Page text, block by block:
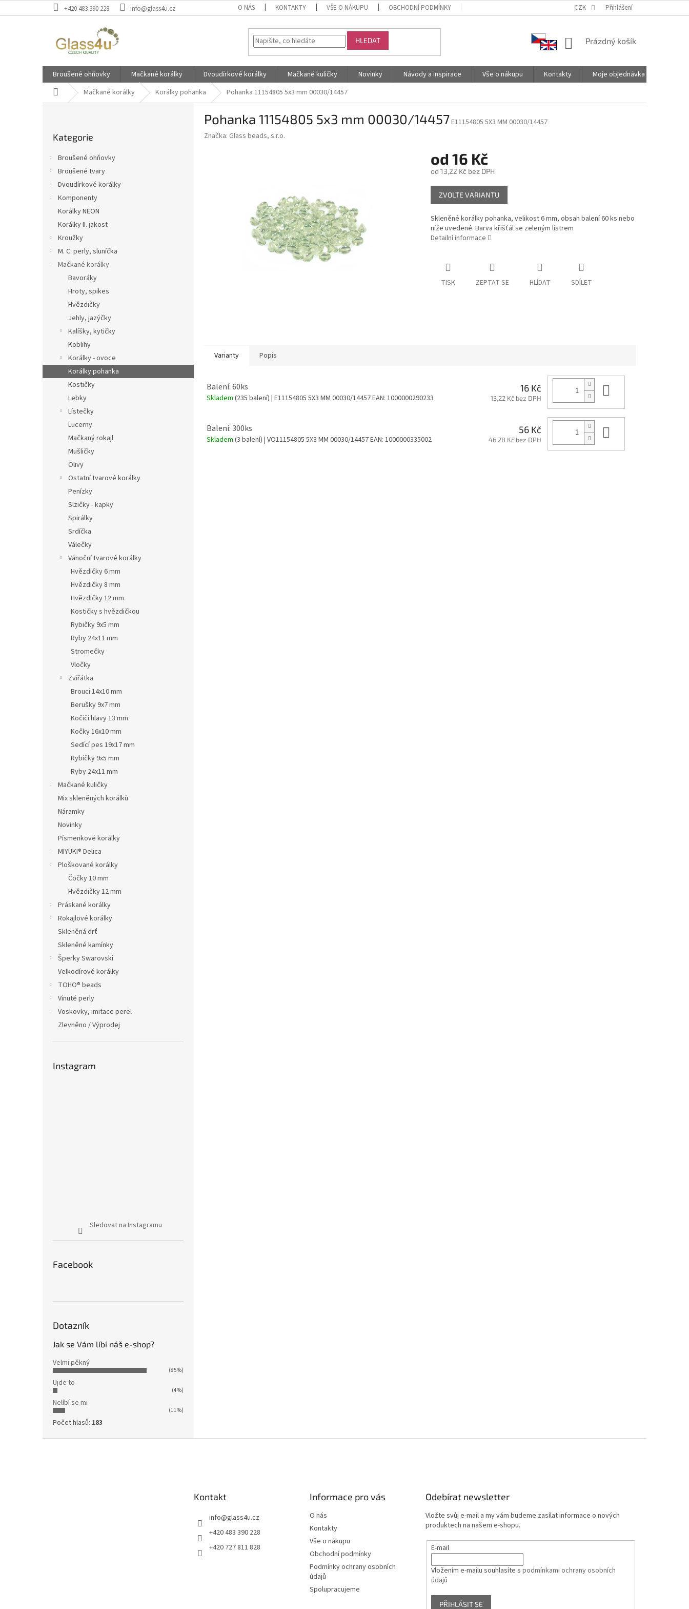
na
+420 483 390 228 info@glass4u.cz O NÁS KONTAKTY VŠE O NÁKUPU OBCHODNÍ PODMÍNKY PODMÍNKY OCHRANY OSOBNÍCH ÚDAJŮ SPOLUPRACUJEME
CZK Přihlášení
HLEDAT
NÁKUPNÍ
Prázdný košík
Broušené ohňovky Mačkané korálky Dvoudírkové korálky Mačkané kuličky Novinky Návody a inspirace Vše o nákupu Kontakty
Moje objednávka
Domů Mačkané korálky Korálky pohanka Pohanka 11154805 5x3 mm 00030/14457
kategorie
Kategorie
Broušené ohňovky
Broušené tvary
Dvoudírkové korálky
Komponenty
Korálky NEON
Korálky II. jakost
Kroužky
M. C. perly, sluníčka
Mačkané korálky
Bavoráky
Hroty, spikes
Hvězdičky
Jehly, jazýčky
Kalíšky, kytičky
Koblihy
Korálky - ovoce
Korálky pohanka
Kostičky
Lebky
Lístečky
Lucerny
Mačkaný rokajl
Mušličky
Olivy
Ostatní tvarové korálky
Penízky
Slzičky - kapky
Spirálky
Srdíčka
Válečky
Vánoční tvarové korálky
Hvězdičky 6 mm
Hvězdičky 8 mm
Hvězdičky 12 mm
Kostičky s hvězdičkou
Rybičky 9x5 mm
Ryby 24x11 mm
Stromečky
Vločky
Zvířátka
Brouci 14x10 mm
Berušky 9x7 mm
Kočičí hlavy 13 mm
Kočky 16x10 mm
Sedící pes 19x17 mm
Rybičky 9x5 mm
Ryby 24x11 mm
Mačkané kuličky
Mix skleněných korálků
Náramky
Novinky
Písmenkové korálky
MIYUKI® Delica
Ploškované korálky
Čočky 10 mm
Hvězdičky 12 mm
Práskané korálky
Rokajlové korálky
Skleněná drť
Skleněné kamínky
Šperky Swarovski
Velkodírové korálky
TOHO® beads
Vinuté perly
Voskovky, imitace perel
Zlevněno / Výprodej
Instagram
Sledovat na Instagramu
Facebook
Dotazník
Jak se Vám líbí náš e-shop?
Velmi pěkný
(85%)
Ujde to
(4%)
Nelíbí se mi
(11%)
Počet hlasů: 183
Pohanka 11154805 5x3 mm 00030/14457E11154805 5X3 MM 00030/14457
Značka: Glass beads, s.r.o.
od 16 Kč
od 13,22 Kčbez DPH
Měrná
cena:
ZVOLTE VARIANTU
Skleněné korálky pohanka, velikost 6 mm, obsah balení 60 ks nebo
níže uvedené. Barva křišťál se zeleným listrem
Detailní informace
TISK ZEPTAT SE HLÍDAT SDÍLET
Varianty Popis
Balení: 60ks
Skladem (235 balení) | E11154805 5X3 MM 00030/14457EAN: 1000000290233
16 Kč
13,22 Kč bez DPH
Balení: 300ks
Skladem (3 balení) | VO11154805 5X3 MM 00030/14457EAN: 1000000335002
56 Kč
46,28 Kč bez DPH
Kontakt
info@glass4u.cz
+420 483 390 228
+420 727 811 828
Informace pro vás
O nás
Kontakty
Vše o nákupu
Obchodní podmínky
Podmínky ochrany osobních
údajů
Spolupracujeme
Odebírat newsletter
Vložte svůj e-mail a my vám budeme zasílat informace o nových
produktech na našem e-shopu.
E-mail
Vložením e-mailu souhlasíte spodmínkami ochrany osobních
údajů
PŘIHLÁSIT SE